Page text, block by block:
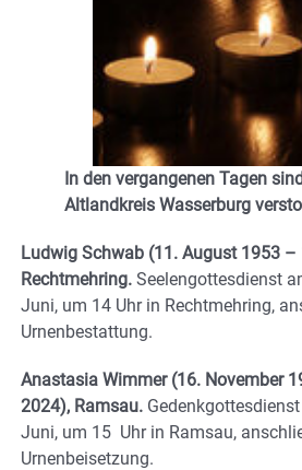
In den vergangenen Tagen
Altlandkreis Wasserburg
Ludwig Schwab (11. August 1953 –
Rechtmehring. Seelengottesdienst
Juni, um 14 Uhr in Rechtmehring,
Urnenbestattung.
Anastasia Wimmer (16. November
2024), Ramsau.
Juni, um 15 Uhr in Ramsau,
Urnenbeisetzung.